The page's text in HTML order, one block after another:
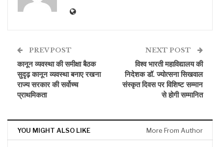
PREV POST
कानून व्यवस्था की समीक्षा बैठक
सुदृढ़ कानून व्यवस्था बनाए रखना
राज्य सरकार की सर्वोच्च
प्राथमिकता
NEXT POST
विश्व भारती महाविद्यालय की
निदेशक डॉ. ज्योत्सना सिखवाल
संस्कृत दिवस पर विशिष्ट सम्मान
से होगी सम्मानित
YOU MIGHT ALSO LIKE More From Author